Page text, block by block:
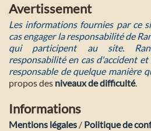
Avertissement
Les informations fournies par ce
cas engager la responsabilité de
qui participent au site.
responsabilité en cas d'accident
responsable de quelque manière
propos des niveaux de difficulté.
Informations
Mentions légales / Politique de